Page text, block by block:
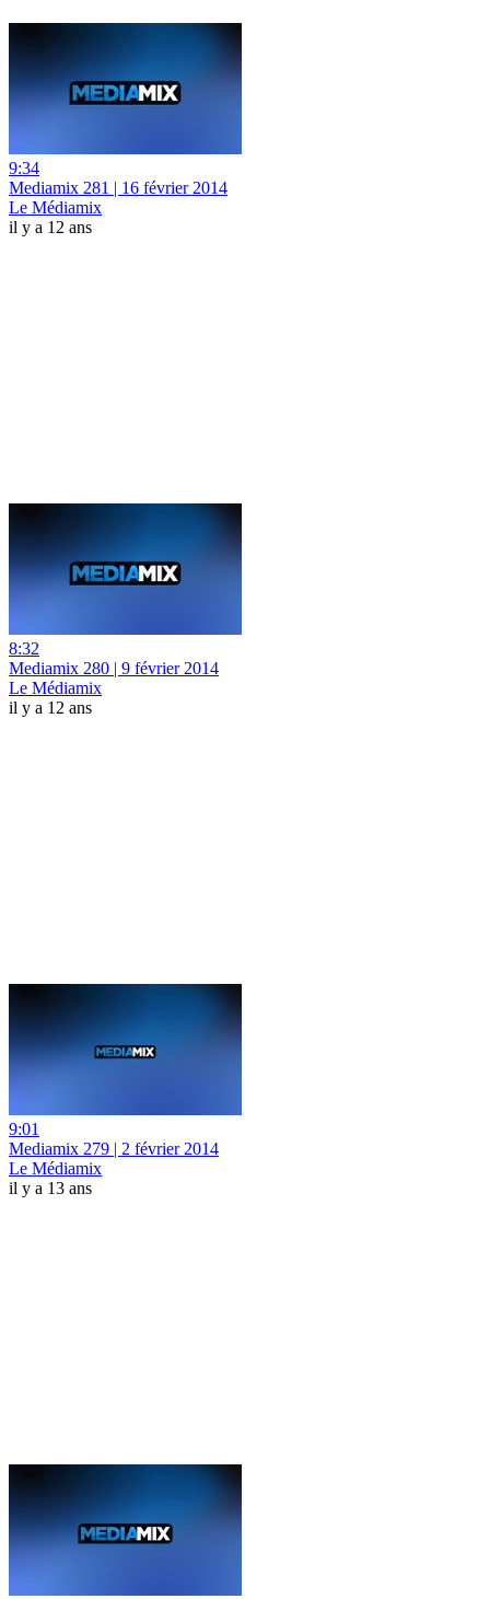
9:34
Mediamix 281 | 16 février 2014
Le Médiamix
il y a 12 ans
8:32
Mediamix 280 | 9 février 2014
Le Médiamix
il y a 12 ans
9:01
Mediamix 279 | 2 février 2014
Le Médiamix
il y a 13 ans